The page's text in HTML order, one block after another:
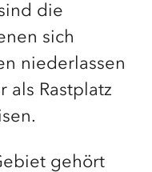
die
sich
niederlassen
als Rastplatz
gehört